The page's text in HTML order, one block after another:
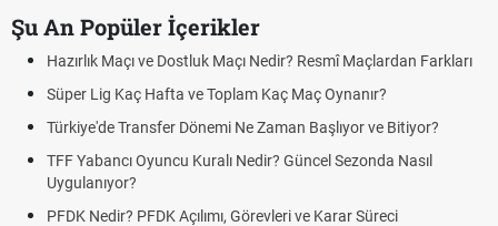
Şu An Popüler İçerikler
Hazırlık Maçı ve Dostluk Maçı Nedir? Resmî Maçlardan Farkları
Süper Lig Kaç Hafta ve Toplam Kaç Maç Oynanır?
Türkiye'de Transfer Dönemi Ne Zaman Başlıyor ve Bitiyor?
TFF Yabancı Oyuncu Kuralı Nedir? Güncel Sezonda Nasıl
Uygulanıyor?
PFDK Nedir? PFDK Açılımı, Görevleri ve Karar Süreci